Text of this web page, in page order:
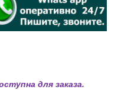
для заказа.